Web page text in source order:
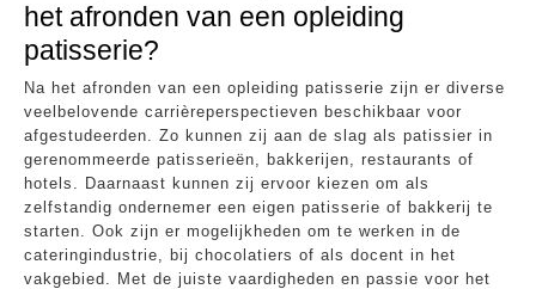
het afronden van een opleiding
patisserie?
Na het afronden van een opleiding patisserie zijn er diverse
veelbelovende carrièreperspectieven beschikbaar voor
afgestudeerden. Zo kunnen zij aan de slag als patissier in
gerenommeerde patisserieën, bakkerijen, restaurants of
hotels. Daarnaast kunnen zij ervoor kiezen om als
zelfstandig ondernemer een eigen patisserie of bakkerij te
starten. Ook zijn er mogelijkheden om te werken in de
cateringindustrie, bij chocolatiers of als docent in het
vakgebied. Met de juiste vaardigheden en passie voor het